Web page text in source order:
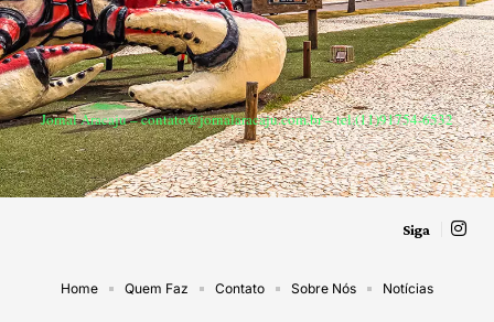
Jornal Aracaju –contato@jornalaracaju.com.br– tel.(11)91754-6532
Siga
Home Quem Faz Contato Sobre Nós Notícias